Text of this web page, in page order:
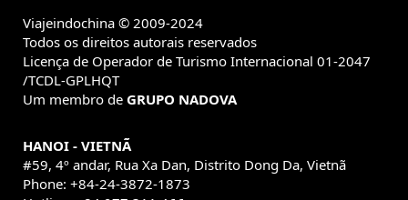
vacaciones sapa (1) ,
myanmar (1) , Excursões em Laos (10) ,
Vacaciones en Laos (1) ,
Luang Prabang (1) ,
Vietnã (37) ,Viagem barata ao Laos (1) ,
Consejos viaje a Myanmar (1) ,visitar
Viajeindochina © 2009-2024
Todos os direitos autorais reservados
Licença de Operador de Turismo Internacional 01-2047
/TCDL-GPLHQT
Um membro de GRUPO NADOVA
HANOI - VIETNÃ
#59, 4º andar, Rua Xa Dan, Distrito Dong Da, Vietnã
Phone: +84-24-3872-1873